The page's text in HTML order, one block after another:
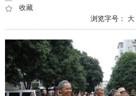
收藏
浏览字号： 大